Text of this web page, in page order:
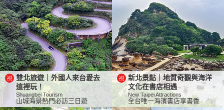
雙北旅遊｜外國人來台愛去
這裡玩！
Shuangbei Tourism
山城海景熱門必訪三日遊
新北景點｜地質奇觀與海洋
文化在書店相遇
New Taipei Attractions
全台唯一海濱書店享書香